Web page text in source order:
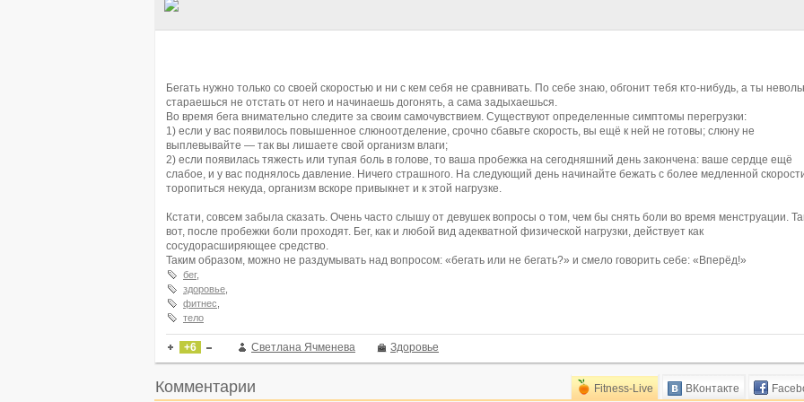
Бегать нужно только со своей скоростью и ни с кем себя не сравнивать. По себе знаю, обгонит тебя кто-нибудь, а ты
стараешься не отстать от него и начинаешь догонять, а сама задыхаешься.
Во время бега внимательно следите за своим самочувствием. Существуют определенные симптомы перегрузки:
1) если у вас появилось повышенное слюноотделение, срочно сбавьте скорость, вы ещё к ней не готовы; слюну не
выплевывайте — так вы лишаете свой организм влаги;
2) если появилась тяжесть или тупая боль в голове, то ваша пробежка на сегодняшний день закончена: ваше сердце ещё
слабое, и у вас поднялось давление. Ничего страшного. На следующий день начинайте бежать с более медленной
торопиться некуда, организм вскоре привыкнет и к этой нагрузке.
Кстати, совсем забыла сказать. Очень часто слышу от девушек вопросы о том, чем бы снять боли во время менструации.
вот, после пробежки боли проходят. Бег, как и любой вид адекватной физической нагрузки, действует как
сосудорасширяющее средство.
Таким образом, можно не раздумывать над вопросом: «бегать или не бегать?» и смело говорить себе: «Вперёд!»
бег,
здоровье
фитнес
тело
+6 Светлана Ячменева Здоровье
Комментарии Fitness-Live ВКонтакте